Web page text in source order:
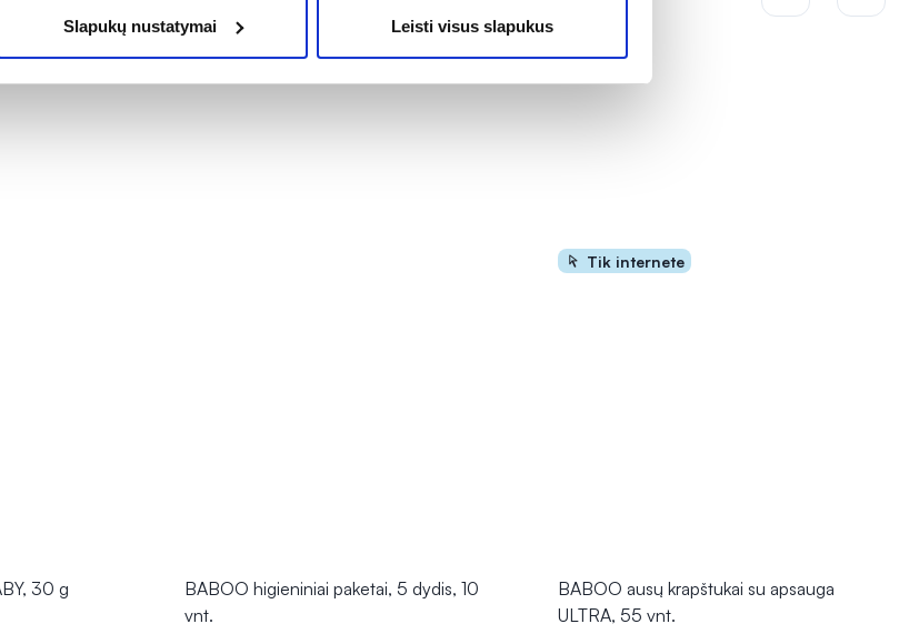
Slapukų nustatymai Leisti visus slapukus
30 g
BABOO higieniniai paketai, 5 dydis, 10
vnt.
Tik internete
BABOO ausų krapštukai su apsauga
ULTRA, 55 vnt.